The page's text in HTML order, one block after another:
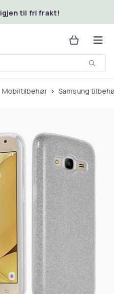
igjen til fri frakt!
Mobiltilbehør Samsung